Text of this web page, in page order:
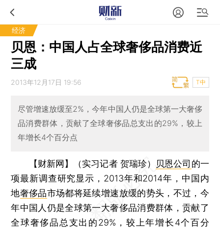
经济
贝恩：中国人占全球奢侈品消费近
三成
2013年12月17日 19:56 T中
尽管增速放缓至2%，今年中国人仍是全球第一大奢侈
品消费群体，贡献了全球奢侈品总支出的29%，较上
年增长4个百分点
【财新网】（实习记者 贺瑞珍） 贝恩公司 的一
项最新调查研究显示，2013年和2014年，中国内
地奢侈品市场都将延续增速放缓的势头，不过，今
年中国人仍是全球第一大奢侈品消费群体，贡献了
全球奢侈品总支出的29%，较上年增长4个百分